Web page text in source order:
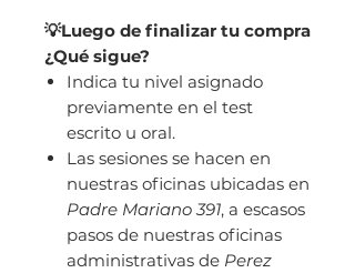
💡Luego de finalizar tu compra
¿Qué sigue?
Indica tu nivel asignado
previamente en el test
escrito u oral.
Las sesiones se hacen en
nuestras oficinas ubicadas en
Padre Mariano 391, a escasos
pasos de nuestras oficinas
administrativas de Perez